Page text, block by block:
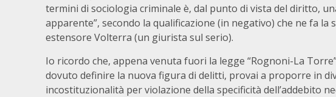
termini di sociologia criminale è, dal punto di vista del diritto,
apparente”, secondo la qualificazione (in negativo) che ne fa
estensore Volterra (un giurista sul serio).
Io ricordo che, appena venuta fuori la legge “Rognoni-La
dovuto definire la nuova figura di delitti, provai a proporre in
incostituzionalità per violazione della specificità dell’addebito